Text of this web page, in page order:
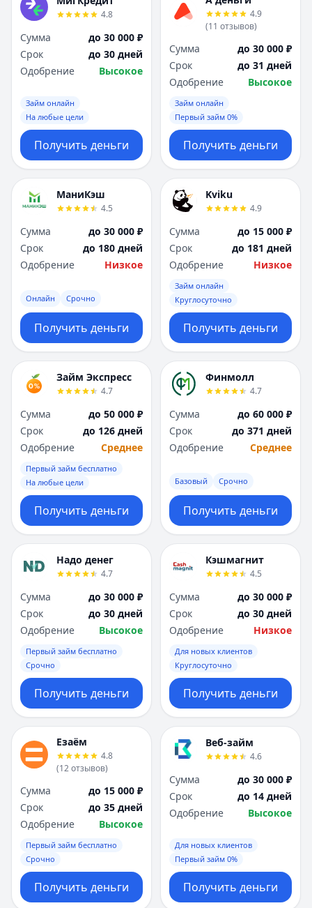
4.8
Сумма
до 30 000 ₽
Срок
до 30 дней
Одобрение
Высокое
Займ онлайн
На любые цели
Получить деньги
4.9
(11 отзывов)
Сумма
до 30 000 ₽
Срок
до 31 дней
Одобрение
Высокое
Займ онлайн
Первый займ 0%
Получить деньги
МаниКэш
4.5
Сумма
до 30 000 ₽
Срок
до 180 дней
Одобрение
Низкое
Онлайн Срочно
Получить деньги
Kviku
4.9
Сумма
до 15 000 ₽
Срок
до 181 дней
Одобрение
Низкое
Займ онлайн
Круглосуточно
Получить деньги
Займ Экспресс
4.7
Сумма
до 50 000 ₽
Срок
до 126 дней
Одобрение
Среднее
Первый займ бесплатно
На любые цели
Получить деньги
Финмолл
4.7
Сумма
до 60 000 ₽
Срок
до 371 дней
Одобрение
Среднее
Базовый Срочно
Получить деньги
Надо денег
4.7
Сумма
до 30 000 ₽
Срок
до 30 дней
Одобрение
Высокое
Первый займ бесплатно
Срочно
Получить деньги
Кэшмагнит
4.5
Сумма
до 30 000 ₽
Срок
до 30 дней
Одобрение
Низкое
Для новых клиентов
Круглосуточно
Получить деньги
Езаём
4.8
(12отзывов)
Сумма
до 15 000 ₽
Срок
до 35 дней
Одобрение
Высокое
Первый займ бесплатно
Срочно
Получить деньги
Веб-займ
4.6
Сумма
до 30 000 ₽
Срок
до 14 дней
Одобрение
Высокое
Для новых клиентов
Первый займ 0%
Получить деньги